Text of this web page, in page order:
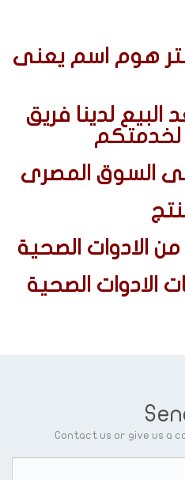
هوم اسم يعنى
لدينا فريق
السوق المصرى
الادوات الصحية
الادوات الصحية
Contact us or give us a